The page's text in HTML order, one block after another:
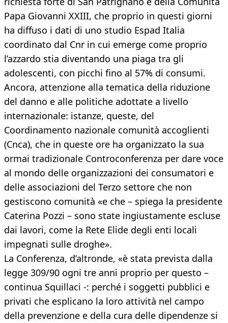
Papa Giovanni XXIII, che proprio in questi giorni
ha diffuso i dati di uno studio Espad Italia
coordinato dal Cnr in cui emerge come proprio
l’azzardo stia diventando una piaga tra gli
adolescenti, con picchi fino al 57% di consumi.
Ancora, attenzione alla tematica della riduzione
del danno e alle politiche adottate a livello
internazionale: istanze, queste, del
Coordinamento nazionale comunità accoglienti
(Cnca), che in queste ore ha organizzato la sua
ormai tradizionale Controconferenza per dare voce
al mondo delle organizzazioni dei consumatori e
delle associazioni del Terzo settore che non
gestiscono comunità «e che – spiega la presidente
Caterina Pozzi – sono state ingiustamente escluse
dai lavori, come la Rete Elide degli enti locali
impegnati sulle droghe».
La Conferenza, d’altronde, «è stata prevista dalla
legge 309/90 ogni tre anni proprio per questo –
continua Squillaci -: perché i soggetti pubblici e
privati che esplicano la loro attività nel campo
della prevenzione e della cura delle dipendenze si